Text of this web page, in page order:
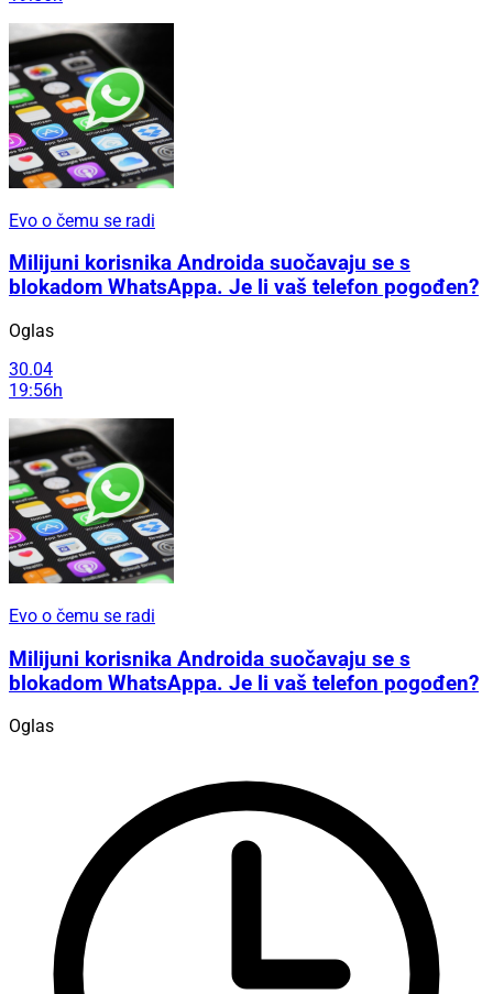
Evo o čemu se radi
Milijuni korisnika Androida suočavaju se s
blokadom WhatsAppa. Je li vaš telefon pogođen?
Oglas
30.04
19:56h
Evo o čemu se radi
Milijuni korisnika Androida suočavaju se s
blokadom WhatsAppa. Je li vaš telefon pogođen?
Oglas